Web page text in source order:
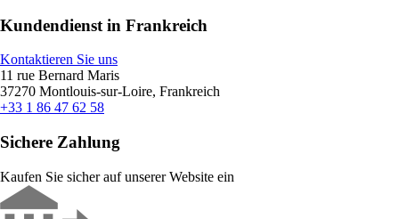
Kundendienst in Frankreich
Kontaktieren Sie uns
11 rue Bernard Maris
37270 Montlouis-sur-Loire, Frankreich
+33 1 86 47 62 58
Sichere Zahlung
Kaufen Sie sicher auf unserer Website ein